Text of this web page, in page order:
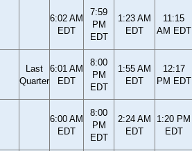
6:02 AM
EDT
7:59
PM
EDT
1:23 AM
EDT
11:15
AM EDT
Last
Quarter
6:01 AM
EDT
8:00
PM
EDT
1:55 AM
EDT
12:17
PM EDT
6:00 AM
EDT
8:00
PM
EDT
2:24 AM
EDT
1:20 PM
EDT